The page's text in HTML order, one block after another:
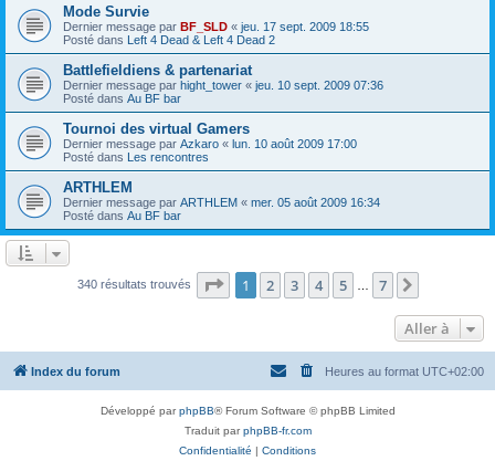
Mode Survie
Dernier message par BF_SLD « jeu. 17 sept. 2009 18:55
Posté dans Left 4 Dead & Left 4 Dead 2
Battlefieldiens & partenariat
Dernier message par hight_tower « jeu. 10 sept. 2009 07:36
Posté dans Au BF bar
Tournoi des virtual Gamers
Dernier message par Azkaro « lun. 10 août 2009 17:00
Posté dans Les rencontres
ARTHLEM
Dernier message par ARTHLEM « mer. 05 août 2009 16:34
Posté dans Au BF bar
340 résultats trouvés Page 1sur7
1 2 3 4 5 7
Aller à
Index du forum Heures au format UTC+02:00
Développé parphpBB® Forum Software © phpBB Limited
Traduit parphpBB-fr.com
Confidentialité | Conditions